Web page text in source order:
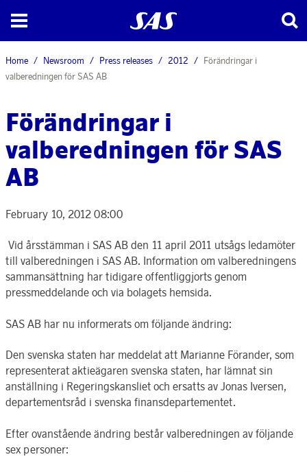
Home Newsroom Press releases 2012
Förändringar i
valberedningen för SAS AB
Förändringar i
valberedningen för SAS
AB
February 10, 2012 08:00
Vid årsstämman i SAS AB den 11 april 2011 utsågs ledamöter
till valberedningen i SAS AB. Information om valberedningens
sammansättning har tidigare offentliggjorts genom
pressmeddelande och via bolagets hemsida.
SAS AB har nu informerats om följande ändring:
Den svenska staten har meddelat att Marianne Förander, som
representerat aktieägaren svenska staten, har lämnat sin
anställning i Regeringskansliet och ersatts av Jonas Iversen,
departementsråd i svenska finansdepartementet.
Efter ovanstående ändring består valberedningen av följande
sex personer: